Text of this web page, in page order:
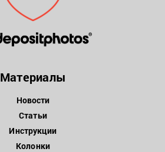
Материалы
Новости
Статьи
Инструкции
Колонки